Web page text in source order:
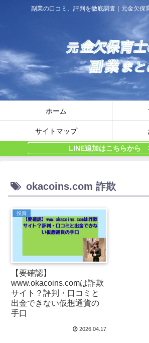
副業の口コミ、評判を徹底調査｜元金欠保
ホーム
サイトマップ
LINE追加はこちらから
okacoins.com 詐欺
投資
【要確認】
www.okacoins.comは詐欺
サイト？評判・口コミと
出金できない仮想通貨の
手口
2026.04.17